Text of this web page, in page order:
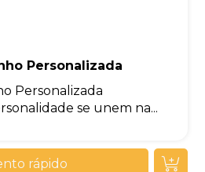
Personalizada
Personalizada
se unem na...
rápido